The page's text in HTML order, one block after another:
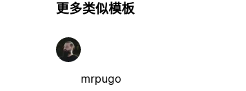
更多类似模板
mrpugo